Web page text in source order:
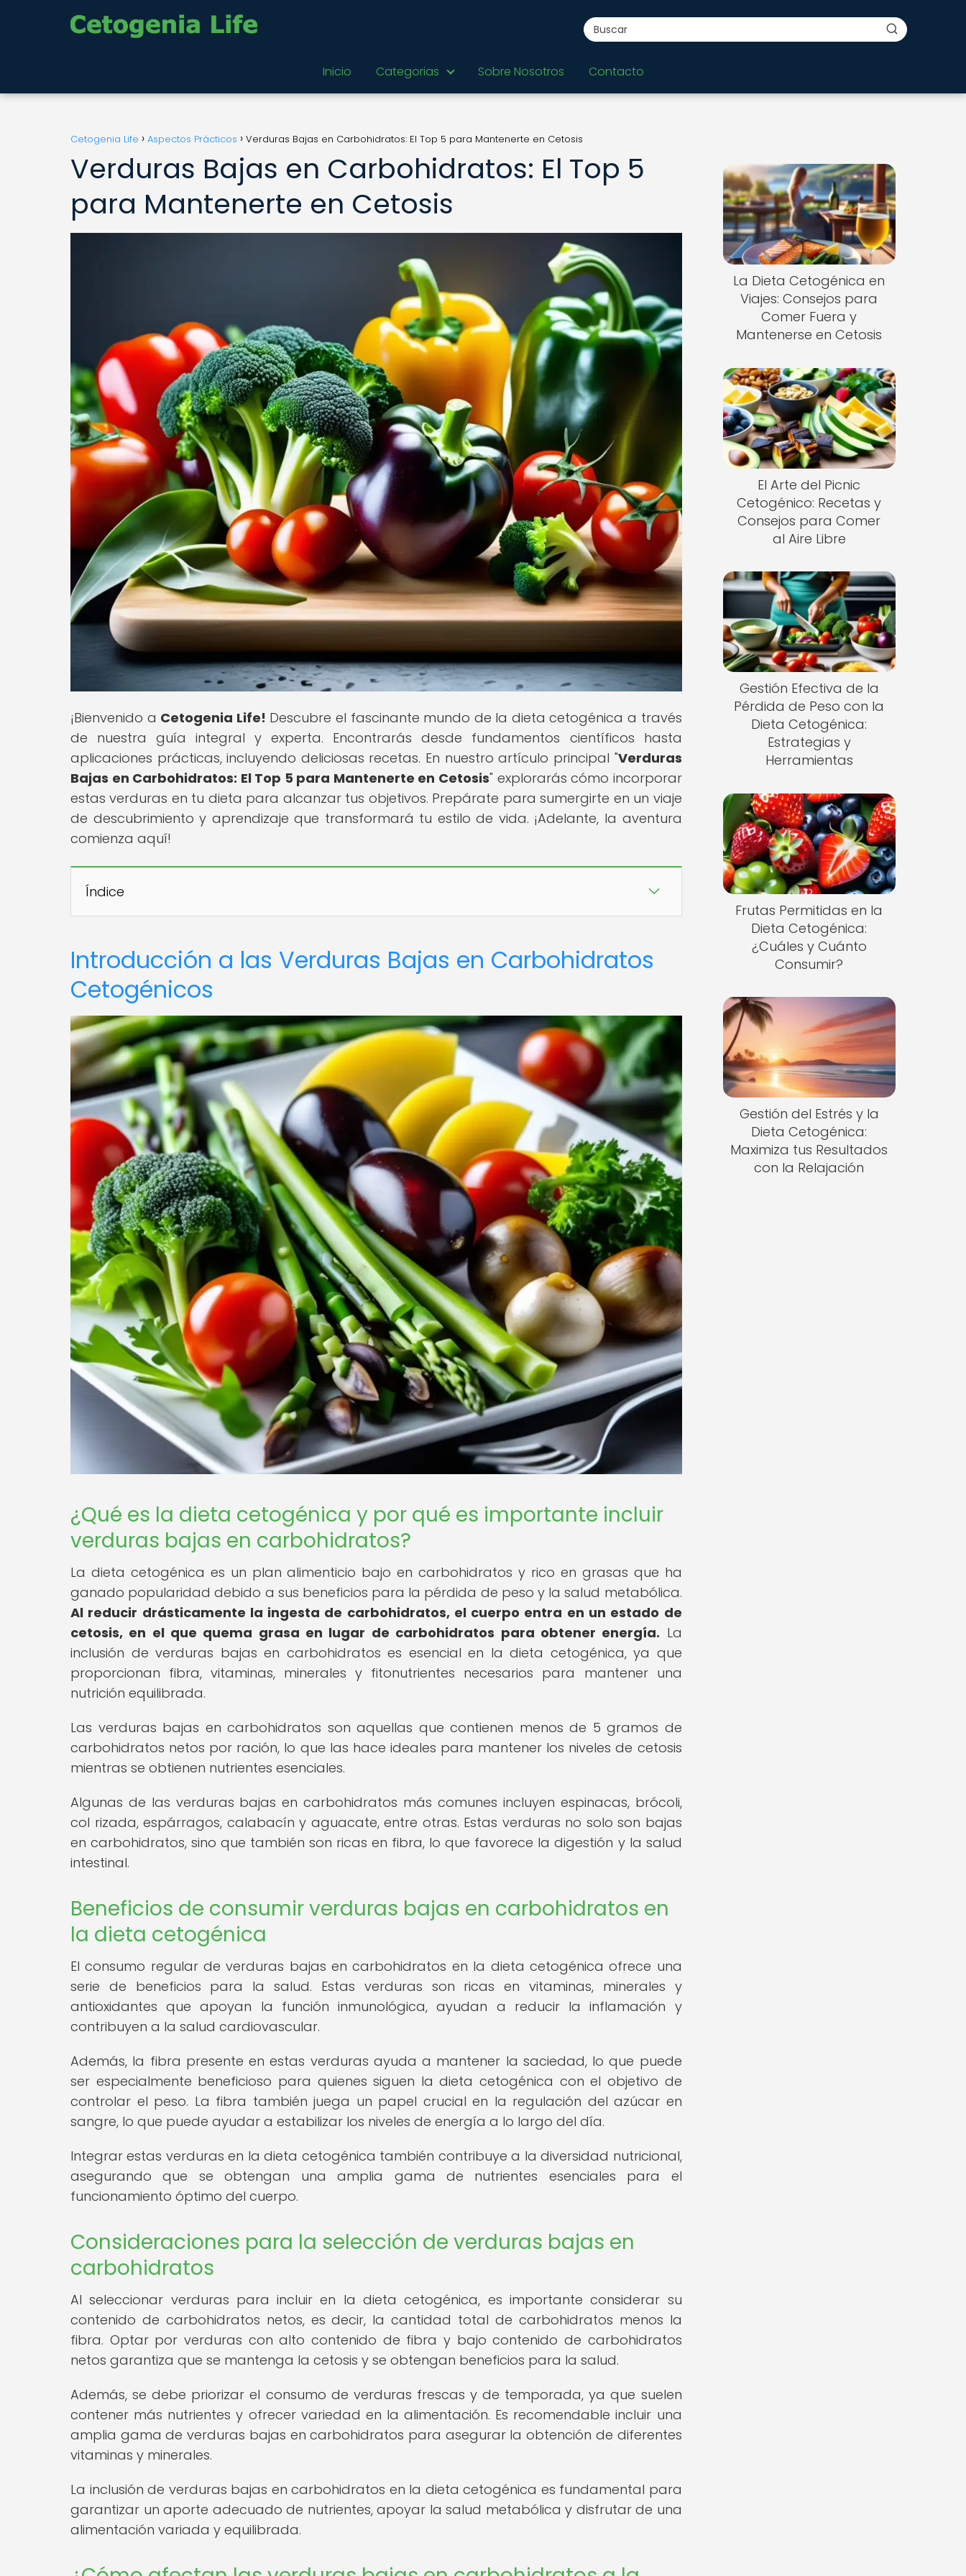
Inicio Categorias Sobre Nosotros Contacto
Cetogenia Life Aspectos Prácticos Verduras Bajas en Carbohidratos: El Top 5 para Mantenerte en Cetosis
Verduras Bajas en Carbohidratos: El Top 5
para Mantenerte en Cetosis
¡Bienvenido a Cetogenia Life! Descubre el fascinante mundo de la dieta cetogénica a través
de nuestra guía integral y experta. Encontrarás desde fundamentos científicos hasta
aplicaciones prácticas, incluyendo deliciosas recetas. En nuestro artículo principal "Verduras
Bajas en Carbohidratos: El Top 5 para Mantenerte en Cetosis" explorarás cómo incorporar
estas verduras en tu dieta para alcanzar tus objetivos. Prepárate para sumergirte en un viaje
de descubrimiento y aprendizaje que transformará tu estilo de vida. ¡Adelante, la aventura
comienza aquí!
Índice
Introducción a las Verduras Bajas en Carbohidratos
Cetogénicos
¿Qué es la dieta cetogénica y por qué es importante incluir
verduras bajas en carbohidratos?
La dieta cetogénica es un plan alimenticio bajo en carbohidratos y rico en grasas que ha
ganado popularidad debido a sus beneficios para la pérdida de peso y la salud metabólica.
Al reducir drásticamente la ingesta de carbohidratos, el cuerpo entra en un estado de
cetosis, en el que quema grasa en lugar de carbohidratos para obtener energía. La
inclusión de verduras bajas en carbohidratos es esencial en la dieta cetogénica, ya que
proporcionan fibra, vitaminas, minerales y fitonutrientes necesarios para mantener una
nutrición equilibrada.
Las verduras bajas en carbohidratos son aquellas que contienen menos de 5 gramos de
carbohidratos netos por ración, lo que las hace ideales para mantener los niveles de cetosis
mientras se obtienen nutrientes esenciales.
Algunas de las verduras bajas en carbohidratos más comunes incluyen espinacas, brócoli,
col rizada, espárragos, calabacín y aguacate, entre otras. Estas verduras no solo son bajas
en carbohidratos, sino que también son ricas en fibra, lo que favorece la digestión y la salud
intestinal.
Beneficios de consumir verduras bajas en carbohidratos en
la dieta cetogénica
El consumo regular de verduras bajas en carbohidratos en la dieta cetogénica ofrece una
serie de beneficios para la salud. Estas verduras son ricas en vitaminas, minerales y
antioxidantes que apoyan la función inmunológica, ayudan a reducir la inflamación y
contribuyen a la salud cardiovascular.
Además, la fibra presente en estas verduras ayuda a mantener la saciedad, lo que puede
ser especialmente beneficioso para quienes siguen la dieta cetogénica con el objetivo de
controlar el peso. La fibra también juega un papel crucial en la regulación del azúcar en
sangre, lo que puede ayudar a estabilizar los niveles de energía a lo largo del día.
Integrar estas verduras en la dieta cetogénica también contribuye a la diversidad nutricional,
asegurando que se obtengan una amplia gama de nutrientes esenciales para el
funcionamiento óptimo del cuerpo.
Consideraciones para la selección de verduras bajas en
carbohidratos
Al seleccionar verduras para incluir en la dieta cetogénica, es importante considerar su
contenido de carbohidratos netos, es decir, la cantidad total de carbohidratos menos la
fibra. Optar por verduras con alto contenido de fibra y bajo contenido de carbohidratos
netos garantiza que se mantenga la cetosis y se obtengan beneficios para la salud.
Además, se debe priorizar el consumo de verduras frescas y de temporada, ya que suelen
contener más nutrientes y ofrecer variedad en la alimentación. Es recomendable incluir una
amplia gama de verduras bajas en carbohidratos para asegurar la obtención de diferentes
vitaminas y minerales.
La inclusión de verduras bajas en carbohidratos en la dieta cetogénica es fundamental para
garantizar un aporte adecuado de nutrientes, apoyar la salud metabólica y disfrutar de una
alimentación variada y equilibrada.
La Dieta Cetogénica en
Viajes: Consejos para
Comer Fuera y
Mantenerse en Cetosis
El Arte del Picnic
Cetogénico: Recetas y
Consejos para Comer
al Aire Libre
Gestión Efectiva de la
Pérdida de Peso con la
Dieta Cetogénica:
Estrategias y
Herramientas
Frutas Permitidas en la
Dieta Cetogénica:
¿Cuáles y Cuánto
Consumir?
Gestión del Estrés y la
Dieta Cetogénica:
Maximiza tus Resultados
con la Relajación